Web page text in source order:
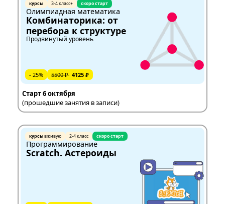
курсы 3-4 класс+ скоро старт
Олимпиадная математика
Комбинаторика: от
перебора к структуре
Продвинутый уровень
- 25% 5500 ₽ 4125 ₽
Старт 6 октября
(прошедшие занятия в записи)
курсывживую 2-4 класс скоро старт
Программирование
Scratch. Астероиды